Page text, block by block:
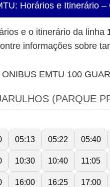
Horários e Itinerário
e o itinerário da linha
informações sobre
EMTU 100
(PARQUE
05:13 05:22 05:40
10:30 10:40 11:05
16:00 16:25 17:00